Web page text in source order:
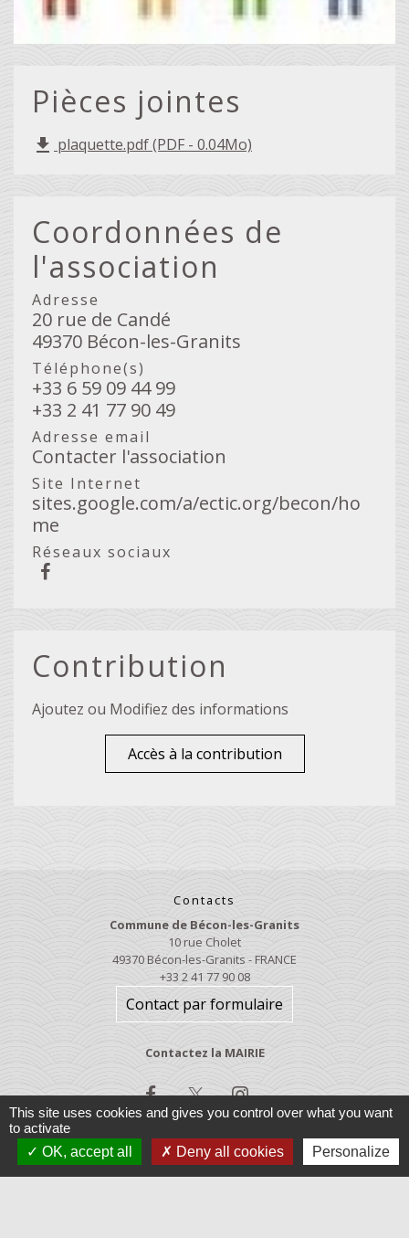
Pièces jointes
file_download plaquette.pdf (PDF - 0.04Mo)
Coordonnées de
l'association
Adresse
20 rue de Candé
49370 Bécon-les-Granits
Téléphone(s)
+33 6 59 09 44 99
+33 2 41 77 90 49
Adresse email
Contacter l'association
Site Internet
sites.google.com/a/ectic.org/becon/ho
me
Réseaux sociaux
Contribution
Ajoutez ou Modifiez des informations
Accès à la contribution
Contacts
Commune de Bécon-les-Granits
10 rue Cholet
49370 Bécon-les-Granits - FRANCE
+33 2 41 77 90 08
Contact par formulaire
Contactez la MAIRIE
This site uses cookies and gives you control over what you want
to activate
OK, accept all
Deny all cookies Personalize